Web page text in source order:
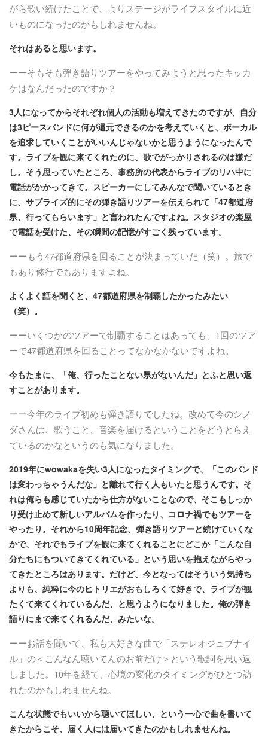
がら歌い続けたことで、よりステージがライフスタイルに近
いものになったのかもしれませんね。
それはあると思います。
ーーそもそも弾き語りツアーをやってみようと思ったキッカ
ケはなんだったのですか？
3人になってからそれぞれ個人の活動も増えてきたのですが、自分
は3ピースバンドに何が還元できるのかを考えていくと、ボーカル
を追求していくことがいいんじゃないかと思うようになったんで
す。ライブを観に来てくれたのに、歌でがっかりされるのは嫌だ
し。そう思っていたところ、事務所の代表からライブのリハ中に
電話がかかってきて。スピーカーにしてみんなで聞いているとき
に、サプライズ的にその弾き語りツアーを伝えられて「47都道府
県、行ってもらいます」と言われたんですよね。スタジオの楽屋
で電話を受けた、その瞬間の記憶がすごく残っています。
ーーもう47都道府県を回ることが決まっていた（笑）。旅で
もあり修行でもありますよね。
よくよく話を聞くと、47都道府県を制覇したかったみたい
（笑）。
ーーいくつかのツアーで制覇することはあっても、1回のツア
ーで47都道府県を回ることってなかなかないですよね。
今もたまに、「俺、行ったことない県がないんだ」とふと思い返
すことがあります。
ーー今年のライブ初めも弾き語りでしたね。改めて今のシノ
ダさんは、歌うこと、音楽を届けるということをどうとらえ
ているのかなというのも気になりました。
2019年にwowakaを失い3人になったタイミングで、「このバンド
は変わっちゃうんだな」と離れて行く人もいたと思うんです。そ
れは俺らも感じていたから仕方がないことなので、そこもしっか
り受け止めて新しいアルバムを作ったり、コロナ禍でもツアーを
やったり。それから10周年記念、弾き語りツアーと続けていくな
かで、それでもライブを観に来てくれることにどこか「こんな自
分たちにもついてきてくれている」という思いを抱えながらやっ
てきたところはあります。だけど、今となってはそういう気持ち
よりも、純粋に今のヒトリエがおもしろくて好きで、ライブが観
たくて来てくれているんだ、と思うようになりました。俺の弾き
語りにまで来てくれるんだ、みたいな。
ーーお話を聞いて、私も大好きな曲で「ステレオジュブナイ
ル」の＜こんなん聴いてんのお前だけ＞という歌詞を思い返
しました。10年を経て、心境の変化のタイミングがひとつ訪
れたのかもしれませんね。
こんな状態でもいいから聴いてほしい、という一心で曲を書いて
きたからこそ、届く人には届いてきたのかもしれませんね。